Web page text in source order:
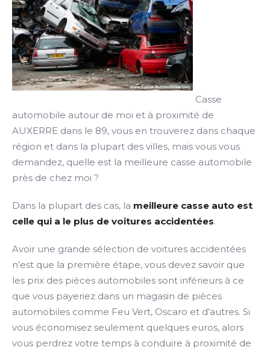
Casse
automobile autour de moi et à proximité de
AUXERRE dans le 89, vous en trouverez dans chaque
région et dans la plupart des villes, mais vous vous
demandez, quelle est la meilleure casse automobile
près de chez moi ?
Dans la plupart des cas, la meilleure casse auto est
celle qui a le plus de voitures accidentées.
Avoir une grande sélection de voitures accidentées
n’est que la première étape, vous devez savoir que
les prix des pièces automobiles sont inférieurs à ce
que vous payeriez dans un magasin de pièces
automobiles comme Feu Vert, Oscaro et d’autres. Si
vous économisez seulement quelques euros, alors
vous perdrez votre temps à conduire à proximité de